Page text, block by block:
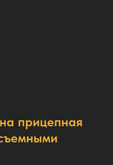
прицепная